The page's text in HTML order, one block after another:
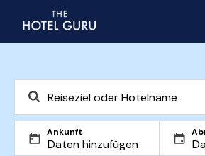
Ankunft